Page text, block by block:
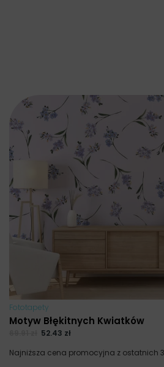
Fototapety
Motyw Błękitnych Kwiatków
52.43 zł
Najniższa cena promocyjna z ostatnich